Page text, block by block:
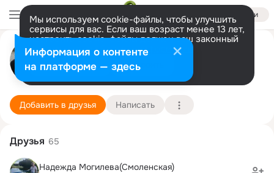
Войти
Мы используем cookie-файлы, чтобы улучшить
сервисы для вас. Если ваш возраст менее 13 лет,
настроить cookie-файлы должен ваш законный
представитель. Больше информации
Разрешить все Настроить
Сергей Гловацкий
Калуга 19 октября (50 лет)
Подробнее
Добавить в друзья Написать
Друзья 65
Надежда Могилева(Смоленская)
Информация о контенте
на платформе — здесь